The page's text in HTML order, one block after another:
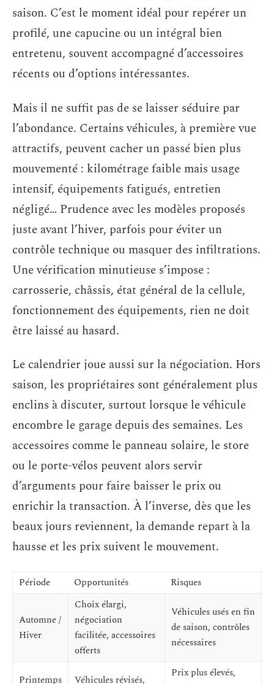
saison. C’est le moment idéal pour repérer un
profilé, une capucine ou un intégral bien
entretenu, souvent accompagné d’accessoires
récents ou d’options intéressantes.
Mais il ne suffit pas de se laisser séduire par
l’abondance. Certains véhicules, à première vue
attractifs, peuvent cacher un passé bien plus
mouvementé : kilométrage faible mais usage
intensif, équipements fatigués, entretien
négligé… Prudence avec les modèles proposés
juste avant l’hiver, parfois pour éviter un
contrôle technique ou masquer des infiltrations.
Une vérification minutieuse s’impose :
carrosserie, châssis, état général de la cellule,
fonctionnement des équipements, rien ne doit
être laissé au hasard.
Le calendrier joue aussi sur la négociation. Hors
saison, les propriétaires sont généralement plus
enclins à discuter, surtout lorsque le véhicule
encombre le garage depuis des semaines. Les
accessoires comme le panneau solaire, le store
ou le porte-vélos peuvent alors servir
d’arguments pour faire baisser le prix ou
enrichir la transaction. À l’inverse, dès que les
beaux jours reviennent, la demande repart à la
hausse et les prix suivent le mouvement.
Période Opportunités Risques
Automne /
Hiver
Choix élargi,
négociation
facilitée, accessoires
offerts
Véhicules usés en fin
de saison, contrôles
nécessaires
Printemps Véhicules révisés,
Prix plus élevés,